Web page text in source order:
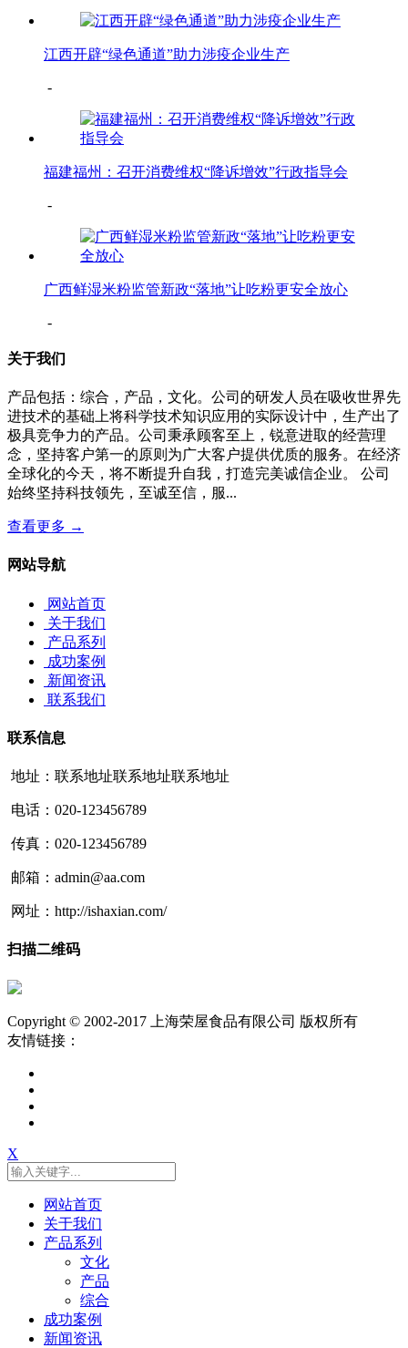
江西开辟“绿色通道”助力涉疫企业生产
-
福建福州：召开消费维权“降诉增效”行政指导会
-
广西鲜湿米粉监管新政“落地”让吃粉更安全放心
-
关于我们
产品包括：综合，产品，文化。公司的研发人员在吸收世界先
进技术的基础上将科学技术知识应用的实际设计中，生产出了
极具竞争力的产品。公司秉承顾客至上，锐意进取的经营理
念，坚持客户第一的原则为广大客户提供优质的服务。在经济
全球化的今天，将不断提升自我，打造完美诚信企业。 公司
始终坚持科技领先，至诚至信，服...
查看更多 →
网站导航
网站首页
关于我们
产品系列
成功案例
新闻资讯
联系我们
联系信息
地址：联系地址联系地址联系地址
电话：020-123456789
传真：020-123456789
邮箱：admin@aa.com
网址：http://ishaxian.com/
扫描二维码
Copyright © 2002-2017 上海荣屋食品有限公司 版权所有
友情链接：
X
网站首页
关于我们
产品系列
文化
产品
综合
成功案例
新闻资讯